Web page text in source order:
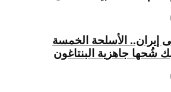
إيران.. الأسلحة الخمسة
شُحها جاهزية البنتاغون